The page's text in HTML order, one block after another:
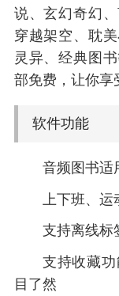
说、玄幻奇幻
穿越架空、耽
灵异、经典图
部免费，让你享
软件功能
音频图书适
上下班、
支持离线标
支持收藏
目了然